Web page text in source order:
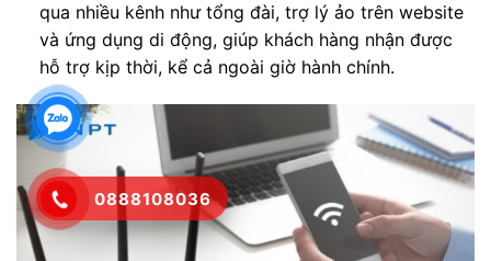
qua nhiều kênh như tổng đài, trợ lý ảo trên website
và ứng dụng di động, giúp khách hàng nhận được
hỗ trợ kịp thời, kể cả ngoài giờ hành chính.
0888108036